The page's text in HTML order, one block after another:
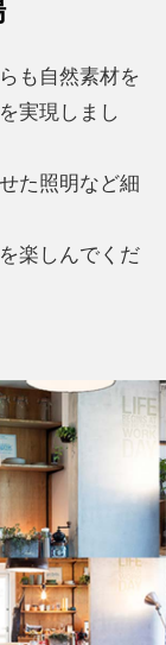
も自然素材を
実現しまし
た照明など細
楽しんでくだ